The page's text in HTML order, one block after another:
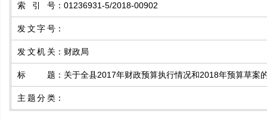
索引号 ： 01236931-5/2018-00902
发文字号 ：
发文机关 ： 财政局
标题 ： 关于全县2017年财政预算执行情况和2018年预算草案
主题分类 ：